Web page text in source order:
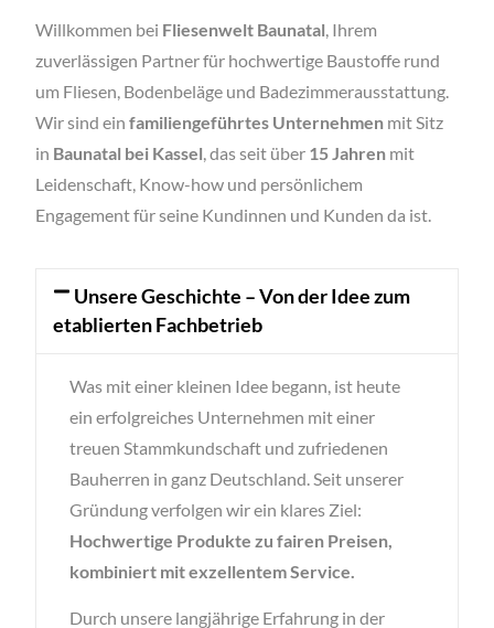
Willkommen bei Fliesenwelt Baunatal , Ihrem
zuverlässigen Partner für hochwertige Baustoffe rund
um Fliesen, Bodenbeläge und Badezimmerausstattung.
Wir sind ein familiengeführtes Unternehmen mit Sitz
in Baunatal bei Kassel , das seit über 15 Jahren mit
Leidenschaft, Know-how und persönlichem
Engagement für seine Kundinnen und Kunden da ist.
Unsere Geschichte – Von der Idee zum
etablierten Fachbetrieb
Was mit einer kleinen Idee begann, ist heute
ein erfolgreiches Unternehmen mit einer
treuen Stammkundschaft und zufriedenen
Bauherren in ganz Deutschland. Seit unserer
Gründung verfolgen wir ein klares Ziel:
Hochwertige Produkte zu fairen Preisen,
kombiniert mit exzellentem Service.
Durch unsere langjährige Erfahrung in der